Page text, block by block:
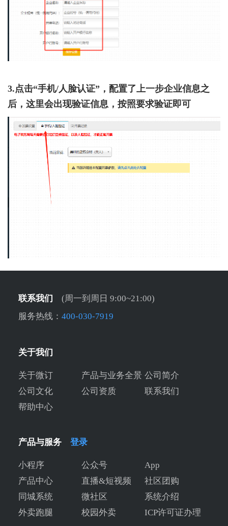
3.点击“手机/人脸认证”，配置了上一步企业信息之
后，这里会出现验证信息，按照要求验证即可
联系我们
(周一到周日 9:00~21:00)
服务热线： 400-030-7919
关于我们
关于微订 产品与业务全景 公司简介
公司文化
公司资质
联系我们
帮助中心
产品与服务 登录
小程序 公众号
App
产品中心
直播&短视频
社区团购
同城系统
微社区
系统介绍
外卖跑腿
校园外卖 ICP许可证办理